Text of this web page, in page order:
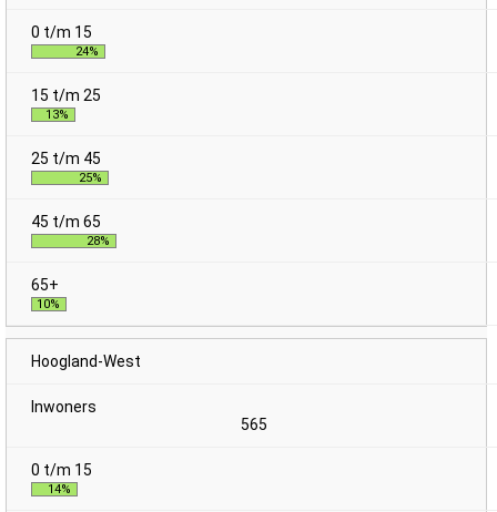
24%
13%
25%
28%
10%
Hoogland-West
565
14%